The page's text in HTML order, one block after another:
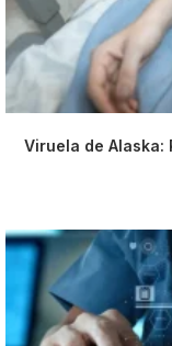
Viruela de